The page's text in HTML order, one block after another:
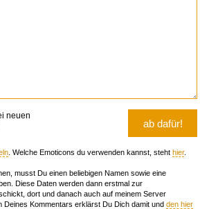
neuen
. Welche Emoticons du verwenden kannst, steht hier.
musst Du einen beliebigen Namen sowie eine
Diese Daten werden dann erstmal zur
dort und danach auch auf meinem Server
Deines Kommentars erklärst Du Dich damit und den hier